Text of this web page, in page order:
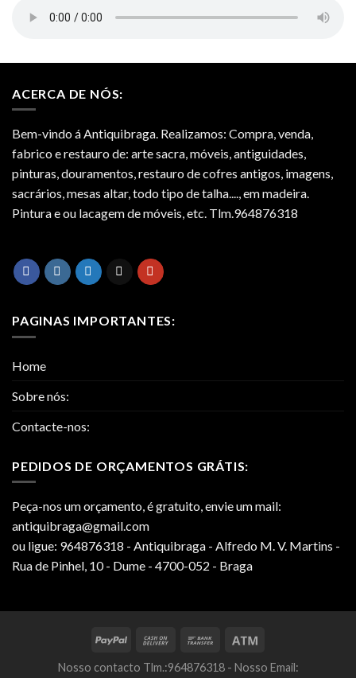
ACERCA DE NÓS:
Bem-vindo á Antiquibraga. Realizamos: Compra, venda,
fabrico e restauro de: arte sacra, móveis, antiguidades,
pinturas, douramentos, restauro de cofres antigos, imagens,
sacrários, mesas altar, todo tipo de talha...., em madeira.
Pintura e ou lacagem de móveis, etc. Tlm.964876318
PAGINAS IMPORTANTES:
Home
Sobre nós:
Contacte-nos:
PEDIDOS DE ORÇAMENTOS GRÁTIS:
Peça-nos um orçamento, é gratuito, envie um mail:
antiquibraga@gmail.com
ou ligue: 964876318 - Antiquibraga - Alfredo M. V. Martins -
Rua de Pinhel, 10 - Dume - 4700-052 - Braga
Nosso contacto Tlm.:964876318 - Nosso Email: